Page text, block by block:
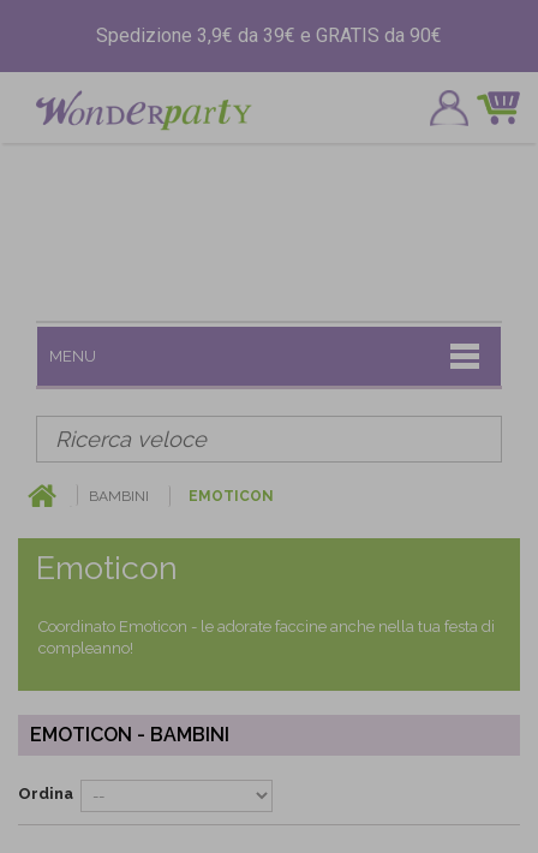
Spedizione 3,9€ da 39€ e GRATIS da 90€
MENU
BAMBINI EMOTICON
Emoticon
Coordinato Emoticon - le adorate faccine anche nella tua festa di
compleanno!
EMOTICON - BAMBINI
Ordina